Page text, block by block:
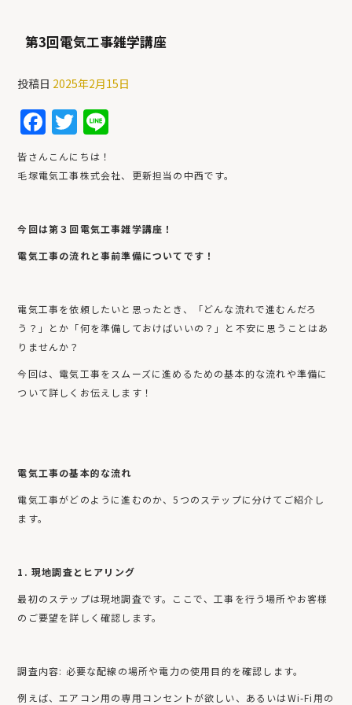
第3回電気工事雑学講座
投稿日 2025年2月15日
F
a
c
b
o
o
k
T
w
itte
皆さんこんにちは！
毛塚電気工事株式会社、更新担当の中西です。
今回は第３回電気工事雑学講座！
電気工事の流れと事前準備についてです！
電気工事を依頼したいと思ったとき、「どんな流れで進むんだろ
う？」とか「何を準備しておけばいいの？」と不安に思うことはあ
りませんか？
今回は、電気工事をスムーズに進めるための基本的な流れや準備に
ついて詳しくお伝えします！
電気工事の基本的な流れ
電気工事がどのように進むのか、5つのステップに分けてご紹介し
ます。
1. 現地調査とヒアリング
最初のステップは現地調査です。ここで、工事を行う場所やお客様
のご要望を詳しく確認します。
調査内容: 必要な配線の場所や電力の使用目的を確認します。
例えば、エアコン用の専用コンセントが欲しい、あるいはWi-Fi用の